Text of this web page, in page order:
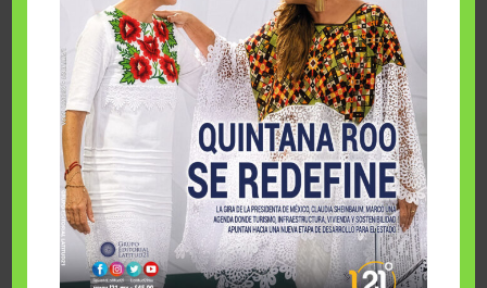
Fairmont Mayakoba y Make-A-Wish México unieron
esfuerzos para hacer realidad el deseo de una …